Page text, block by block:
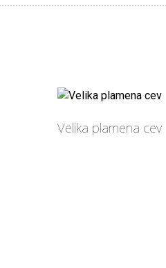
Velika plamena cev